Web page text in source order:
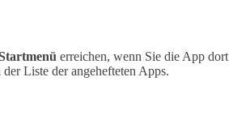
erreichen, wenn Sie die App dort
Liste der angehefteten Apps.